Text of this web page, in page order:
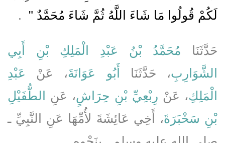
لَكُمْ قُولُوا مَا شَاءَ اللَّهُ ثُمَّ شَاءَ مُحَمَّدٌ ‏"
‏ ‏.‏
حَدَّثَنَا مُحَمَّدُ بْنُ عَبْدِ الْمَلِكِ بْنِ أَبِي
الشَّوَارِبِ، حَدَّثَنَا أَبُو عَوَانَةَ، عَنْ عَبْدِ
الْمَلِكِ، عَنْ رِبْعِيِّ بْنِ حِرَاشٍ، عَنِ
الطُّفَيْلِ
بْنِ سَخْبَرَةَ، أَخِي عَائِشَةَ لأُمِّهَا عَنِ النَّبِيِّ ـ